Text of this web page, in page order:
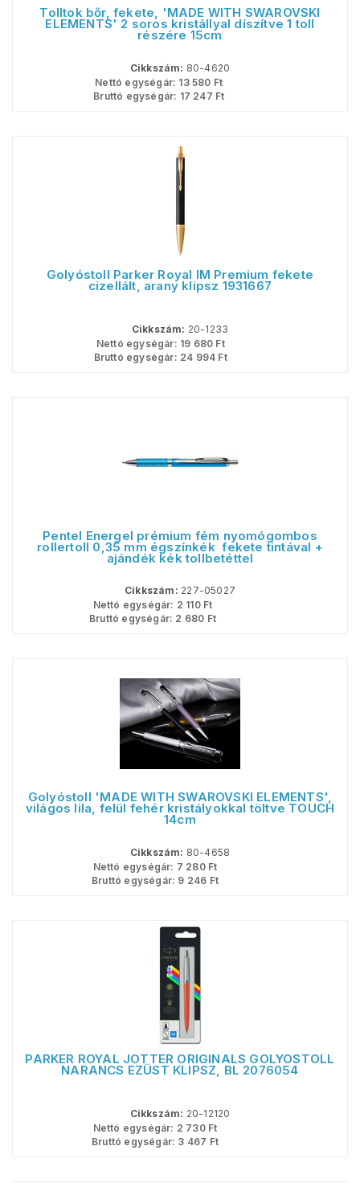
Tolltok bőr, fekete, 'MADE WITH SWAROVSKI
ELEMENTS' 2 soros kristállyal díszítve 1 toll
részére 15cm
Cikkszám: 80-4620
Nettó egységár: 13 580 Ft
Bruttó egységár: 17 247 Ft
Golyóstoll Parker Royal IM Premium fekete
cizellált, arany klipsz 1931667
Cikkszám: 20-1233
Nettó egységár: 19 680 Ft
Bruttó egységár: 24 994 Ft
Pentel Energel prémium fém nyomógombos
rollertoll 0,35 mm égszínkék  fekete tintával +
ajándék kék tollbetéttel
Cikkszám: 227-05027
Nettó egységár: 2 110Ft
Bruttó egységár: 2 680 Ft
Golyóstoll 'MADE WITH SWAROVSKI ELEMENTS',
világos lila, felül fehér kristályokkal töltve TOUCH
14cm
Cikkszám: 80-4658
Nettó egységár: 7 280Ft
Bruttó egységár: 9 246 Ft
PARKER ROYAL JOTTER ORIGINALS GOLYÓSTOLL
NARANCS EZÜST KLIPSZ, BL 2076054
Cikkszám: 20-12120
Nettó egységár: 2 730Ft
Bruttó egységár: 3 467 Ft